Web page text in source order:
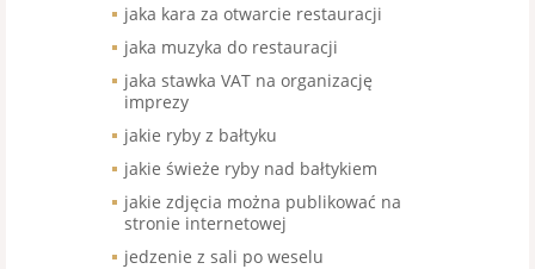
jaka kara za otwarcie restauracji
jaka muzyka do restauracji
jaka stawka VAT na organizację
imprezy
jakie ryby z bałtyku
jakie świeże ryby nad bałtykiem
jakie zdjęcia można publikować na
stronie internetowej
jedzenie z sali po weselu